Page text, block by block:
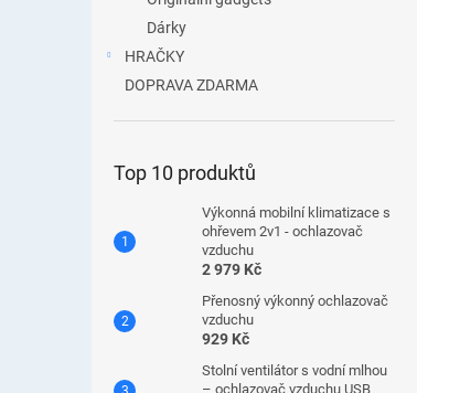
Dárky
HRAČKY
DOPRAVA ZDARMA
Top 10 produktů
Výkonná mobilní klimatizace s
ohřevem 2v1 - ochlazovač
vzduchu
2 979 Kč
Přenosný výkonný ochlazovač
vzduchu
929 Kč
Stolní ventilátor s vodní mlhou
– ochlazovač vzduchu USB